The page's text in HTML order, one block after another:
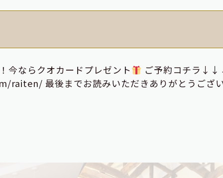
今ならクオカードプレゼント
ご予約コチラ
最後までお読みいただきありがとうござ